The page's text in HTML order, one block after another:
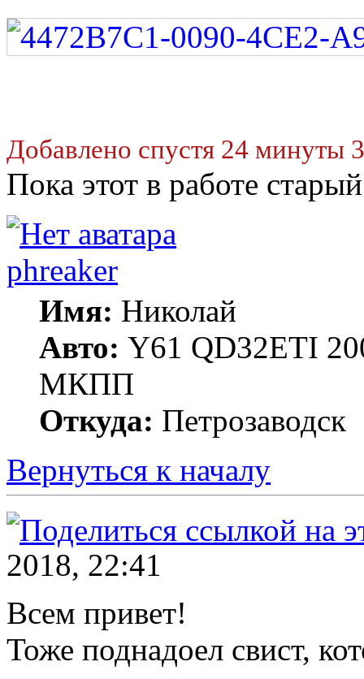
Добавлено спустя 24 минуты
Пока этот в работе
phreaker
Имя: Николай
Авто: Y61 QD32ETI
МКПП
Откуда: Петрозаводск
Вернуться к началу
2018, 22:41
Всем привет!
Тоже поднадоел свист,